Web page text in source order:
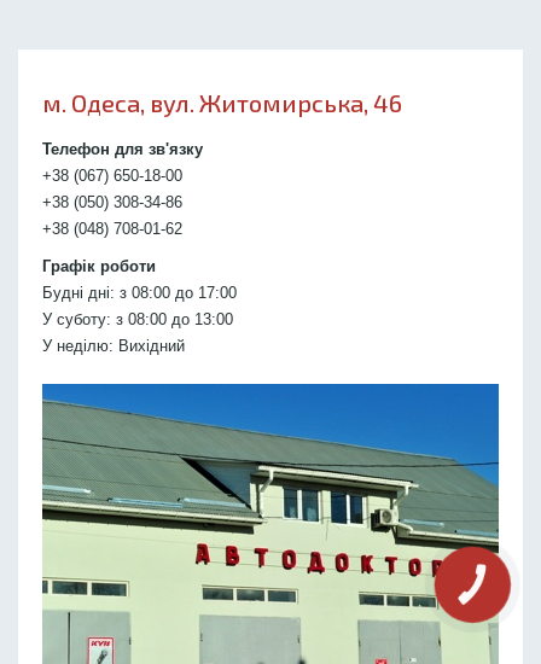
м. Одеса, вул. Житомирська, 46
Телефон для зв'язку
+38 (067) 650-18-00
+38 (050) 308-34-86
+38 (048) 708-01-62
Графік роботи
Будні дні: з 08:00 до 17:00
У суботу: з 08:00 до 13:00
У неділю: Вихідний
КНОПКА
СВЯЗИ